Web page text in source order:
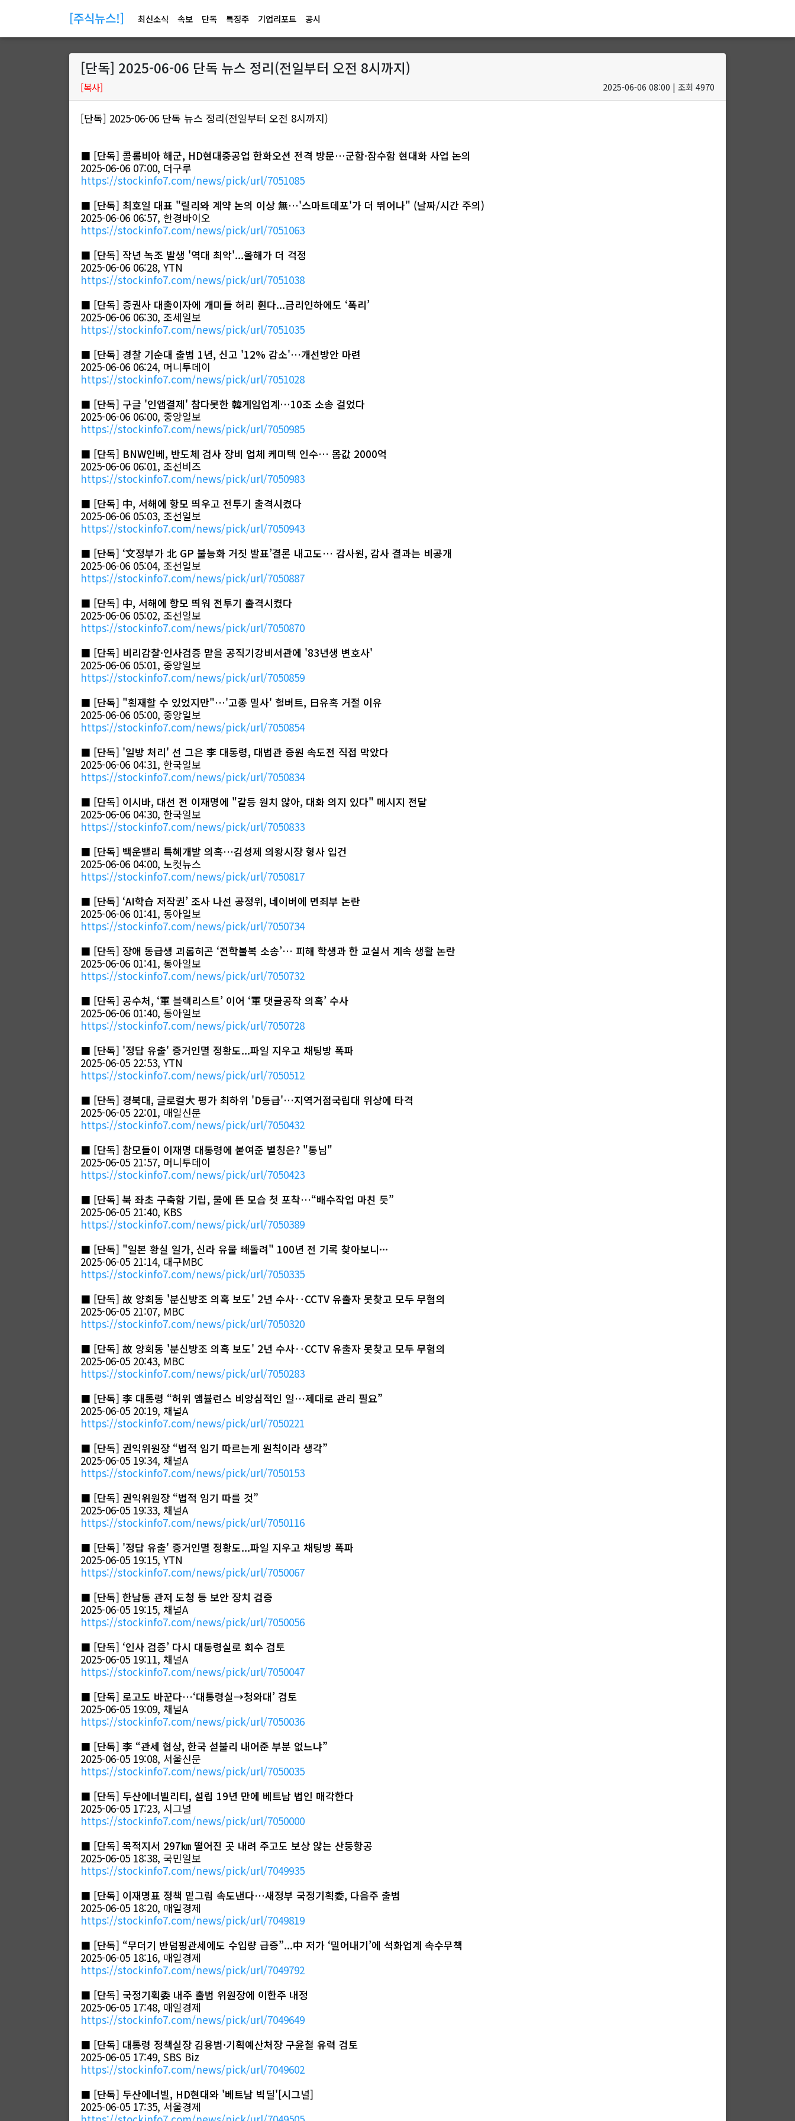
[주식뉴스!] 최신소식 속보 단독 특징주 기업리포트 공시
[단독] 2025-06-06 단독 뉴스 정리(전일부터 오전 8시까지)
[복사] 2025-06-06 08:00 | 조회 4970
[단독] 2025-06-06 단독 뉴스 정리(전일부터 오전 8시까지)
■ [단독] 콜롬비아 해군, HD현대중공업 한화오션 전격 방문…군함·잠수함 현대화 사업 논의
2025-06-06 07:00, 더구루
https://stockinfo7.com/news/pick/url/7051085
■ [단독] 최호일 대표 "릴리와 계약 논의 이상 無…'스마트데포'가 더 뛰어나" (날짜/시간 주의)
2025-06-06 06:57, 한경바이오
https://stockinfo7.com/news/pick/url/7051063
■ [단독] 작년 녹조 발생 '역대 최악'...올해가 더 걱정
2025-06-06 06:28, YTN
https://stockinfo7.com/news/pick/url/7051038
■ [단독] 증권사 대출이자에 개미들 허리 휜다...금리인하에도 ‘폭리’
2025-06-06 06:30, 조세일보
https://stockinfo7.com/news/pick/url/7051035
■ [단독] 경찰 기순대 출범 1년, 신고 '12% 감소'…개선방안 마련
2025-06-06 06:24, 머니투데이
https://stockinfo7.com/news/pick/url/7051028
■ [단독] 구글 '인앱결제' 참다못한 韓게임업계…10조 소송 걸었다
2025-06-06 06:00, 중앙일보
https://stockinfo7.com/news/pick/url/7050985
■ [단독] BNW인베, 반도체 검사 장비 업체 케미텍 인수… 몸값 2000억
2025-06-06 06:01, 조선비즈
https://stockinfo7.com/news/pick/url/7050983
■ [단독] 中, 서해에 항모 띄우고 전투기 출격시켰다
2025-06-06 05:03, 조선일보
https://stockinfo7.com/news/pick/url/7050943
■ [단독] ‘文정부가 北 GP 불능화 거짓 발표’결론 내고도… 감사원, 감사 결과는 비공개
2025-06-06 05:04, 조선일보
https://stockinfo7.com/news/pick/url/7050887
■ [단독] 中, 서해에 항모 띄워 전투기 출격시켰다
2025-06-06 05:02, 조선일보
https://stockinfo7.com/news/pick/url/7050870
■ [단독] 비리감찰·인사검증 맡을 공직기강비서관에 '83년생 변호사'
2025-06-06 05:01, 중앙일보
https://stockinfo7.com/news/pick/url/7050859
■ [단독] "횡재할 수 있었지만"…'고종 밀사' 헐버트, 日유혹 거절 이유
2025-06-06 05:00, 중앙일보
https://stockinfo7.com/news/pick/url/7050854
■ [단독] '일방 처리' 선 그은 李 대통령, 대법관 증원 속도전 직접 막았다
2025-06-06 04:31, 한국일보
https://stockinfo7.com/news/pick/url/7050834
■ [단독] 이시바, 대선 전 이재명에 "갈등 원치 않아, 대화 의지 있다" 메시지 전달
2025-06-06 04:30, 한국일보
https://stockinfo7.com/news/pick/url/7050833
■ [단독] 백운밸리 특혜개발 의혹…김성제 의왕시장 형사 입건
2025-06-06 04:00, 노컷뉴스
https://stockinfo7.com/news/pick/url/7050817
■ [단독] ‘AI학습 저작권’ 조사 나선 공정위, 네이버에 면죄부 논란
2025-06-06 01:41, 동아일보
https://stockinfo7.com/news/pick/url/7050734
■ [단독] 장애 동급생 괴롭히곤 ‘전학불복 소송’… 피해 학생과 한 교실서 계속 생활 논란
2025-06-06 01:41, 동아일보
https://stockinfo7.com/news/pick/url/7050732
■ [단독] 공수처, ‘軍 블랙리스트’ 이어 ‘軍 댓글공작 의혹’ 수사
2025-06-06 01:40, 동아일보
https://stockinfo7.com/news/pick/url/7050728
■ [단독] '정답 유출' 증거인멸 정황도...파일 지우고 채팅방 폭파
2025-06-05 22:53, YTN
https://stockinfo7.com/news/pick/url/7050512
■ [단독] 경북대, 글로컬大 평가 최하위 'D등급'…지역거점국립대 위상에 타격
2025-06-05 22:01, 매일신문
https://stockinfo7.com/news/pick/url/7050432
■ [단독] 참모들이 이재명 대통령에 붙여준 별칭은? "통님"
2025-06-05 21:57, 머니투데이
https://stockinfo7.com/news/pick/url/7050423
■ [단독] 북 좌초 구축함 기립, 물에 뜬 모습 첫 포착…“배수작업 마친 듯”
2025-06-05 21:40, KBS
https://stockinfo7.com/news/pick/url/7050389
■ [단독] "일본 황실 일가, 신라 유물 빼돌려" 100년 전 기록 찾아보니···
2025-06-05 21:14, 대구MBC
https://stockinfo7.com/news/pick/url/7050335
■ [단독] 故 양회동 '분신방조 의혹 보도' 2년 수사‥CCTV 유출자 못찾고 모두 무혐의
2025-06-05 21:07, MBC
https://stockinfo7.com/news/pick/url/7050320
■ [단독] 故 양회동 '분신방조 의혹 보도' 2년 수사‥CCTV 유출자 못찾고 모두 무혐의
2025-06-05 20:43, MBC
https://stockinfo7.com/news/pick/url/7050283
■ [단독] 李 대통령 “허위 앰뷸런스 비양심적인 일…제대로 관리 필요”
2025-06-05 20:19, 채널A
https://stockinfo7.com/news/pick/url/7050221
■ [단독] 권익위원장 “법적 임기 따르는게 원칙이라 생각”
2025-06-05 19:34, 채널A
https://stockinfo7.com/news/pick/url/7050153
■ [단독] 권익위원장 “법적 임기 따를 것”
2025-06-05 19:33, 채널A
https://stockinfo7.com/news/pick/url/7050116
■ [단독] '정답 유출' 증거인멸 정황도...파일 지우고 채팅방 폭파
2025-06-05 19:15, YTN
https://stockinfo7.com/news/pick/url/7050067
■ [단독] 한남동 관저 도청 등 보안 장치 검증
2025-06-05 19:15, 채널A
https://stockinfo7.com/news/pick/url/7050056
■ [단독] ‘인사 검증’ 다시 대통령실로 회수 검토
2025-06-05 19:11, 채널A
https://stockinfo7.com/news/pick/url/7050047
■ [단독] 로고도 바꾼다…‘대통령실→청와대’ 검토
2025-06-05 19:09, 채널A
https://stockinfo7.com/news/pick/url/7050036
■ [단독] 李 “관세 협상, 한국 섣불리 내어준 부분 없느냐”
2025-06-05 19:08, 서울신문
https://stockinfo7.com/news/pick/url/7050035
■ [단독] 두산에너빌리티, 설립 19년 만에 베트남 법인 매각한다
2025-06-05 17:23, 시그널
https://stockinfo7.com/news/pick/url/7050000
■ [단독] 목적지서 297㎞ 떨어진 곳 내려 주고도 보상 않는 산둥항공
2025-06-05 18:38, 국민일보
https://stockinfo7.com/news/pick/url/7049935
■ [단독] 이재명표 정책 밑그림 속도낸다…새정부 국정기획委, 다음주 출범
2025-06-05 18:20, 매일경제
https://stockinfo7.com/news/pick/url/7049819
■ [단독] “무더기 반덤핑관세에도 수입량 급증”...中 저가 ‘밀어내기’에 석화업계 속수무책
2025-06-05 18:16, 매일경제
https://stockinfo7.com/news/pick/url/7049792
■ [단독] 국정기획委 내주 출범 위원장에 이한주 내정
2025-06-05 17:48, 매일경제
https://stockinfo7.com/news/pick/url/7049649
■ [단독] 대통령 정책실장 김용범·기획예산처장 구윤철 유력 검토
2025-06-05 17:49, SBS Biz
https://stockinfo7.com/news/pick/url/7049602
■ [단독] 두산에너빌, HD현대와 '베트남 빅딜'[시그널]
2025-06-05 17:35, 서울경제